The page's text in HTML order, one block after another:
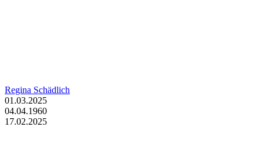
Regina Schädlich
01.03.2025
04.04.1960
17.02.2025